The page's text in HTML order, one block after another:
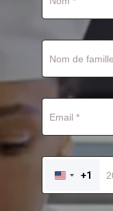
UNITED
STATES
+1
+1